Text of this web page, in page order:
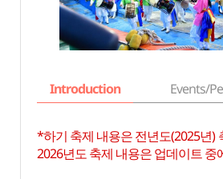
Introduction Events/
*하기 축제 내용은 전년도(2025년)
2026년도 축제 내용은 업데이트 중